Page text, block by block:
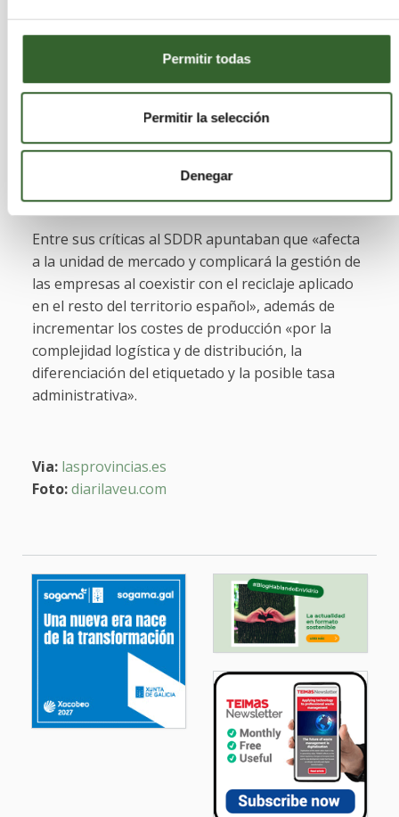
Permitir todas
Permitir la selección
Denegar
Aunque la mayoría eran territoriales y sectoriales
valencianas, también se unieron de otras
regiones como Galicia, Baleares, Canarias, Castilla
y León, Murcia, La Rioja, Cantabria, Aragón,
que complicará la gestión y los costes para
empresas y consumidores, lo que lastrará la
competitividad de las empresas y encarecerá los
productos.
Entre sus críticas al SDDR apuntaban que «afecta
a la unidad de mercado y complicará la gestión de
las empresas al coexistir con el reciclaje aplicado
en el resto del territorio español», además de
incrementar los costes de producción «por la
complejidad logística y de distribución, la
diferenciación del etiquetado y la posible tasa
administrativa».
Via: lasprovincias.es
Foto:diarilaveu.com